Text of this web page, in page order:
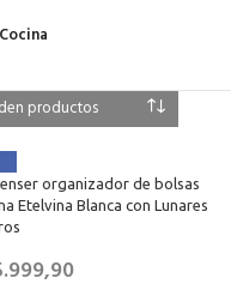
organizador de bolsas
Etelvina Blanca con Lunares